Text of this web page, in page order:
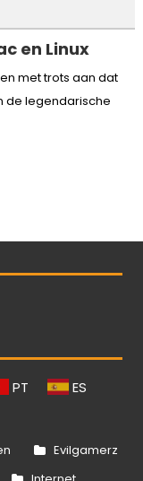
en Linux
met trots aan dat
de legendarische
PT ES
Evilgamerz